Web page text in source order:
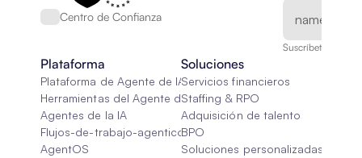
Centro de Confianza
Suscríbete a
Plataforma
Plataforma de Agente de IA
Herramientas del Agente de IA
Agentes de la IA
Flujos-de-trabajo-agenticos
AgentOS
Soluciones
Servicios financieros
Staffing & RPO
Adquisición de talento
BPO
Soluciones personalizadas de IA